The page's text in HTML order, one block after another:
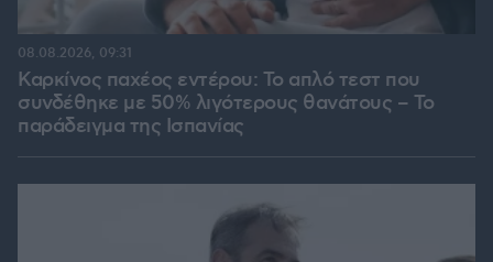
Καρκίνος παχέος εντέρου: Το απλό τεστ που
συνδέθηκε με 50% λιγότερους θανάτους – Το
παράδειγμα της Ισπανίας
08.08.2026, 09:31